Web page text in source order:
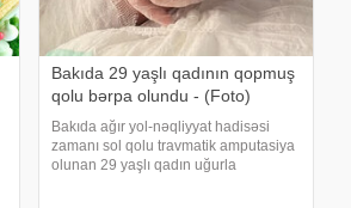
Bakıda 29 yaşlı qadının qopmuş
qolu bərpa olundu - (Foto)
Bakıda ağır yol-nəqliyyat hadisəsi
zamanı sol qolu travmatik amputasiya
olunan 29 yaşlı qadın uğurla